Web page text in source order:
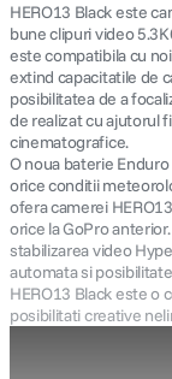
HERO13 Black este
bune clipuri video
este compatibila cu
extind capacitatile de
posibilitatea de a
de realizat cu ajutorul
cinematografice.
O noua baterie
orice conditii
ofera camerei
orice la GoPro
stabilizarea video
automata si
HERO13 Black este o
posibilitati creative